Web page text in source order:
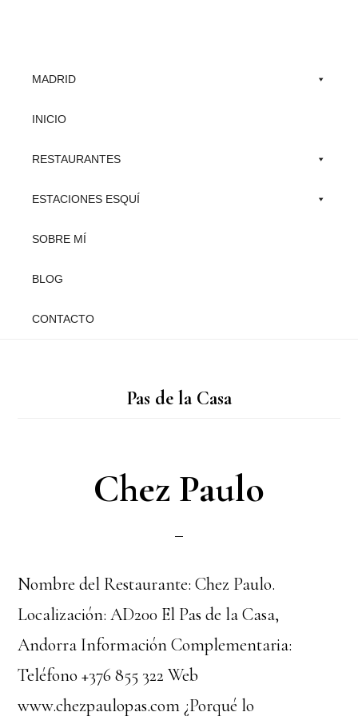
mainMADRID
INICIO
RESTAURANTES
ESTACIONES ESQUÍ
SOBRE MÍ
BLOG
CONTACTO
Pas de la Casa
Chez Paulo
Nombre del Restaurante: Chez Paulo.
Localización: AD200 El Pas de la Casa,
Andorra Información Complementaria:
Teléfono +376 855 322 Web
www.chezpaulopas.com ¿Porqué lo